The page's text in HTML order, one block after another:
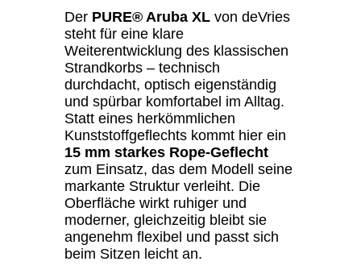
Der PURE® Aruba XL von deVries
steht für eine klare
Weiterentwicklung des klassischen
Strandkorbs – technisch
durchdacht, optisch eigenständig
und spürbar komfortabel im Alltag.
Statt eines herkömmlichen
Kunststoffgeflechts kommt hier ein
15 mm starkes Rope-Geflecht
zum Einsatz, das dem Modell seine
markante Struktur verleiht. Die
Oberfläche wirkt ruhiger und
moderner, gleichzeitig bleibt sie
angenehm flexibel und passt sich
beim Sitzen leicht an.